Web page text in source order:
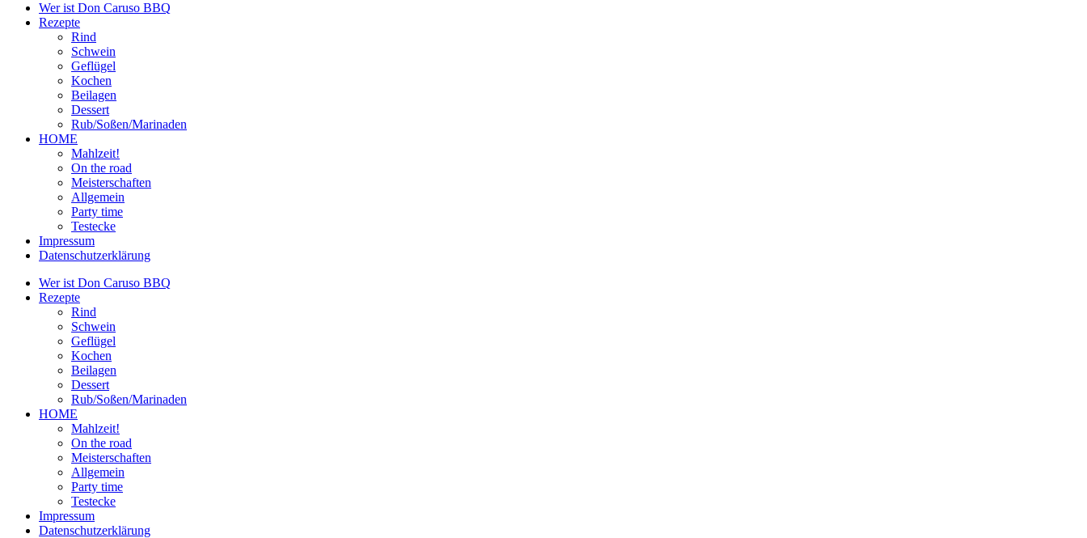
Wer ist Don Caruso BBQ
Rezepte
Rind
Schwein
Geflügel
Kochen
Beilagen
Dessert
Rub/Soßen/Marinaden
HOME
Mahlzeit!
On the road
Meisterschaften
Allgemein
Party time
Testecke
Impressum
Datenschutzerklärung
Wer ist Don Caruso BBQ
Rezepte
Rind
Schwein
Geflügel
Kochen
Beilagen
Dessert
Rub/Soßen/Marinaden
HOME
Mahlzeit!
On the road
Meisterschaften
Allgemein
Party time
Testecke
Impressum
Datenschutzerklärung